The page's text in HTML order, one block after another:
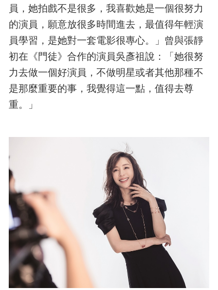
員，她拍戲不是很多，我喜歡她是一個很努力
的演員，願意放很多時間進去，最值得年輕演
員學習，是她對一套電影很專心。」曾與張靜
初在《門徒》合作的演員吳彥祖說：「她很努
力去做一個好演員，不做明星或者其他那種不
是那麼重要的事，我覺得這一點，值得去尊
重。」